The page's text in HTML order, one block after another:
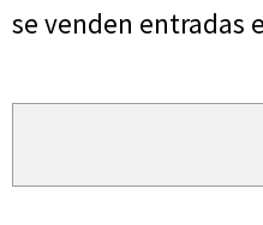
se venden entradas